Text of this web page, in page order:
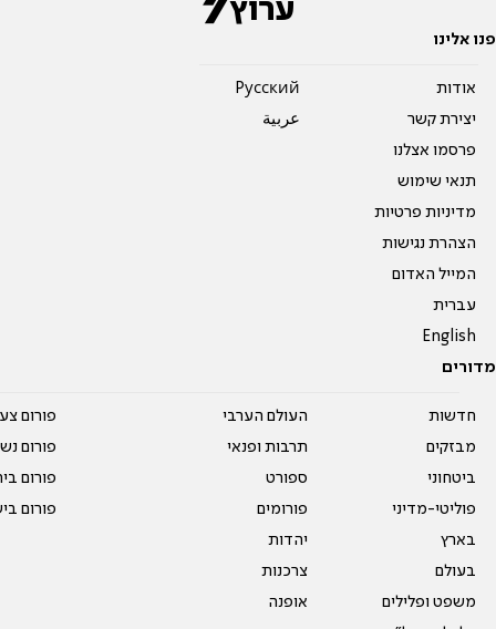
פנו אלינו
אודות
יצירת קשר
פרסמו אצלנו
תנאי שימוש
מדיניות פרטיות
הצהרת נגישות
המייל האדום
עברית
English
Pусский
عربية
מדורים
חדשות
מבזקים
ביטחוני
פוליטי-מדיני
בארץ
בעולם
משפט ופלילים
העולם הערבי
תרבות ופנאי
ספורט
פורומים
יהדות
צרכנות
אופנה
פורום
פורום
פורום
פורום